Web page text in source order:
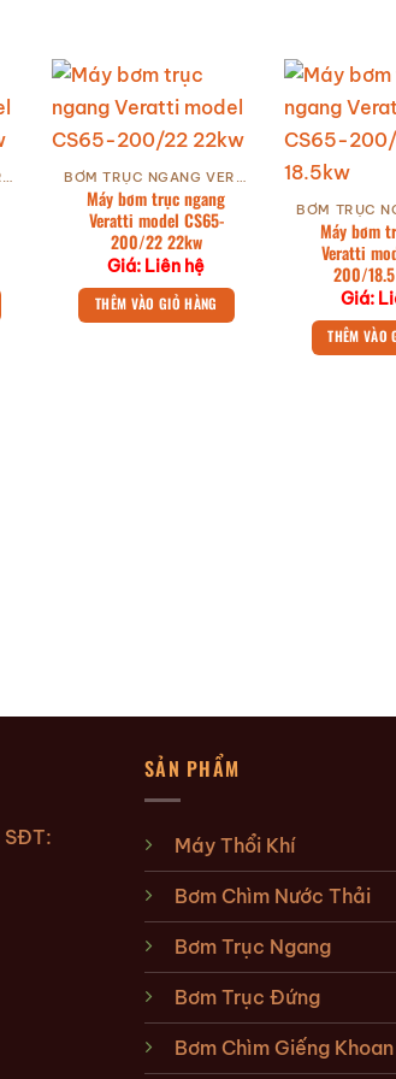
BƠM TRỤC NGANG VERATTI GIÁ TỐT BƠM TRỤC NGANG VERATTI GIÁ TỐT
Máy bơm trục ngang
Veratti model CS65-
200/22 22kw
Giá: Liên hệ
THÊM VÀO GIỎ HÀNG
Máy bơm
Veratti
200/
Giá:
THÊM VÀO
SĐT:
SẢN PHẨM
Máy Thổi Khí
Bơm Chìm Nước Thải
Bơm Trục Ngang
Bơm Trục Đứng
Bơm Chìm Giếng Khoan